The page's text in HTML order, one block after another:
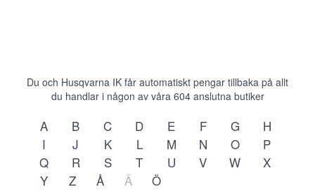
Du och Husqvarna IK får automatiskt pengar tillbaka på allt
du handlar i någon av våra 604anslutna butiker
A B C D E F G
H
I
J K L M N O
P
Q
R S T U V W
X
Y
Z Å Ä Ö